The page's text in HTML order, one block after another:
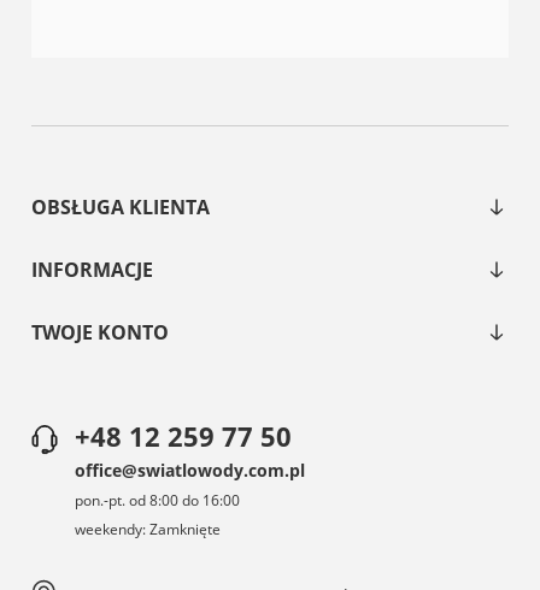
OBSŁUGA KLIENTA
INFORMACJE
TWOJE KONTO
+48 12 259 77 50
office@swiatlowody.com.pl
pon.-pt. od 8:00 do 16:00
weekendy: Zamknięte